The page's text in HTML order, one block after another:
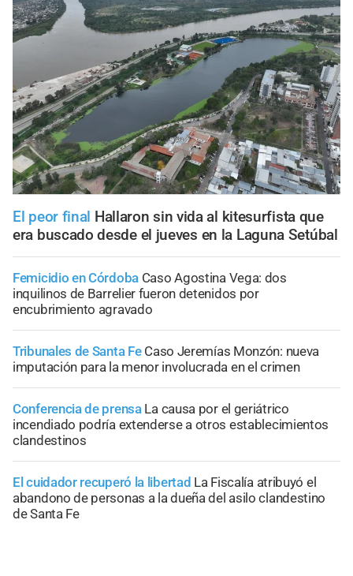
El peor final Hallaron sin vida al kitesurfista que
era buscado desde el jueves en la Laguna Setúbal
Femicidio en Córdoba Caso Agostina Vega: dos
inquilinos de Barrelier fueron detenidos por
encubrimiento agravado
Tribunales de Santa Fe Caso Jeremías Monzón: nueva
imputación para la menor involucrada en el crimen
Conferencia de prensa La causa por el geriátrico
incendiado podría extenderse a otros establecimientos
clandestinos
El cuidador recuperó la libertad La Fiscalía atribuyó el
abandono de personas a la dueña del asilo clandestino
de Santa Fe